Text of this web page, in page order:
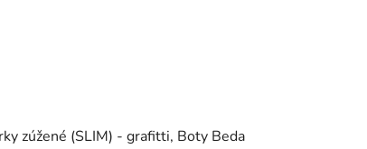
zúžené (SLIM) - grafitti, Boty Beda